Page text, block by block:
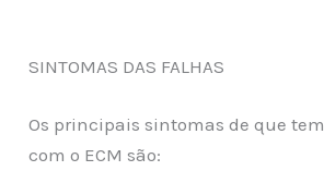
SINTOMAS DAS FALHAS
Os principais sintomas de que
com o ECM são: